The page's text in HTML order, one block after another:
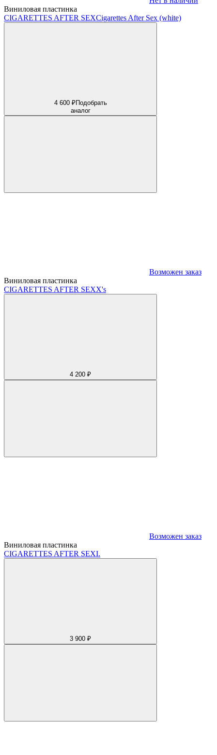
Виниловая пластинка
CIGARETTES AFTER SEXCigarettes After Sex (white)
4 600 ₽Подобрать
аналог
Возможен заказ
Виниловая пластинка
CIGARETTES AFTER SEXX's
4 200 ₽
Возможен заказ
Виниловая пластинка
CIGARETTES AFTER SEXI.
3 900 ₽